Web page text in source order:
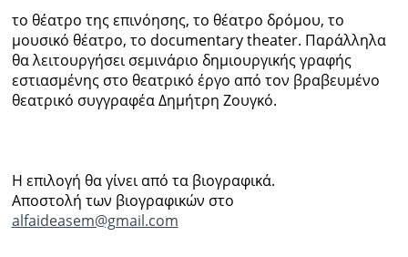
Κόσμος
Ραδιόφωνο LIVE
Πολιτισμός
το θέατρο της επινόησης, το θέατρο δρόμου, το
μουσικό θέατρο, το documentary theater. Παράλληλα
θα λειτουργήσει σεμινάριο δημιουργικής γραφής
εστιασμένης στο θεατρικό έργο από τον βραβευμένο
θεατρικό συγγραφέα Δημήτρη Ζουγκό.
Η επιλογή θα γίνει από τα βιογραφικά.
Αποστολή των βιογραφικών στο
alfaideasem@gmail.com